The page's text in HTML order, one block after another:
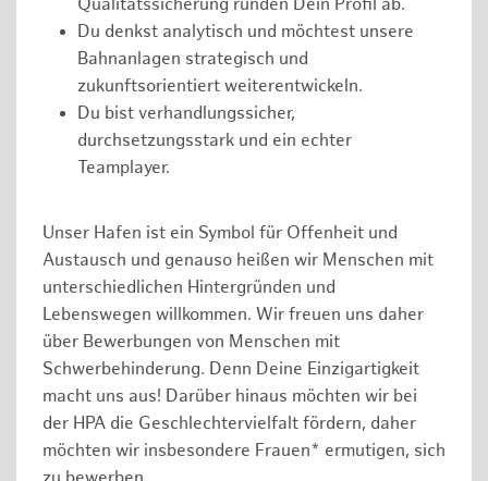
Qualitätssicherung runden Dein Profil ab.
Du denkst analytisch und möchtest unsere
Bahnanlagen strategisch und
zukunftsorientiert weiterentwickeln.
Du bist verhandlungssicher,
durchsetzungsstark und ein echter
Teamplayer.
Unser Hafen ist ein Symbol für Offenheit und
Austausch und genauso heißen wir Menschen mit
unterschiedlichen Hintergründen und
Lebenswegen willkommen. Wir freuen uns daher
über Bewerbungen von Menschen mit
Schwerbehinderung. Denn Deine Einzigartigkeit
macht uns aus! Darüber hinaus möchten wir bei
der HPA die Geschlechtervielfalt fördern, daher
möchten wir insbesondere Frauen* ermutigen, sich